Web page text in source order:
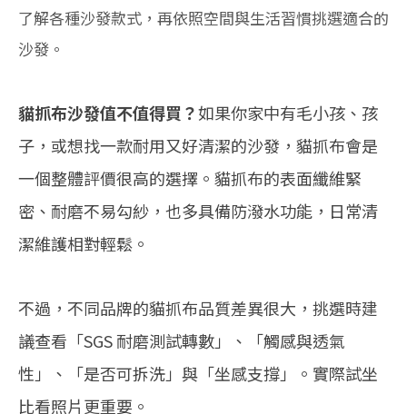
了解各種沙發款式，再依照空間與生活習慣挑選適合的
沙發。
貓抓布沙發值不值得買？如果你家中有毛小孩、孩
子，或想找一款耐用又好清潔的沙發， 貓抓布會是
一個整體評價很高的選擇。貓抓布的表面纖維緊
密、耐磨不易勾紗，也多具備防潑水功能，日常清
潔維護相對輕鬆。
不過，不同品牌的貓抓布品質差異很大，挑選時建
議查看「SGS 耐磨測試轉數」、「觸感與透氣
性」、「是否可拆洗」與「坐感支撐」。實際試坐
比看照片更重要。